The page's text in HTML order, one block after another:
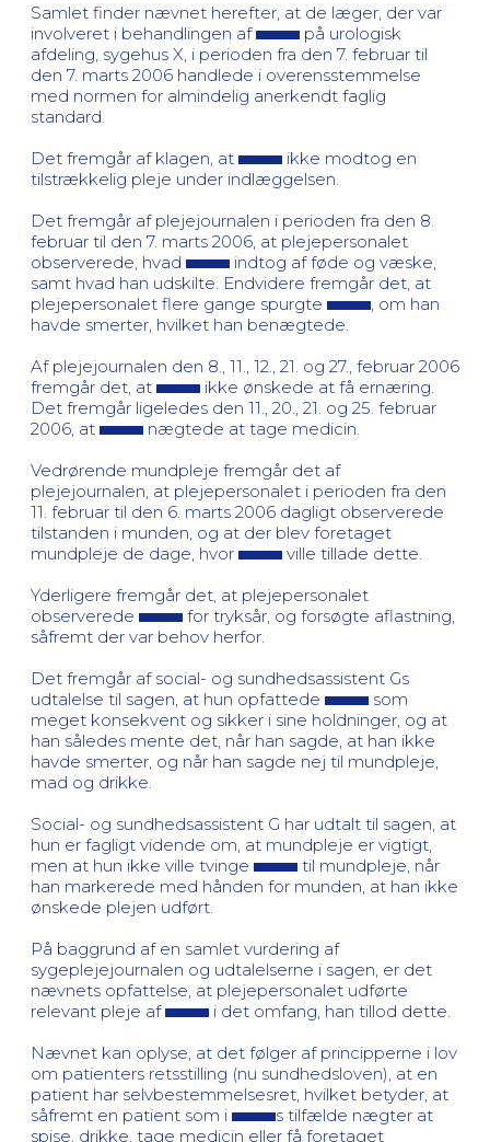
Samlet finder nævnet herefter, at de læger, der var
involveret i behandlingen af
på urologisk
afdeling, sygehus X, i perioden fra den 7. februar til
den 7. marts 2006 handlede i overensstemmelse
med normen for almindelig anerkendt faglig
standard.
Det fremgår af klagen, at
ikke modtog en
tilstrækkelig pleje under indlæggelsen.
Det fremgår af plejejournalen i perioden fra den 8.
februar til den 7. marts 2006, at plejepersonalet
observerede, hvad
indtog af føde og væske,
samt hvad han udskilte. Endvidere fremgår det, at
plejepersonalet flere gange spurgte
, om han
havde smerter, hvilket han benægtede.
Af plejejournalen den 8., 11., 12., 21. og 27., februar 2006
fremgår det, at
ikke ønskede at få ernæring.
Det fremgår ligeledes den 11., 20., 21. og 25. februar
2006, at
nægtede at tage medicin.
Vedrørende mundpleje fremgår det af
plejejournalen, at plejepersonalet i perioden fra den
11. februar til den 6. marts 2006 dagligt observerede
tilstanden i munden, og at der blev foretaget
mundpleje de dage, hvor
ville tillade dette.
Yderligere fremgår det, at plejepersonalet
observerede
for tryksår, og forsøgte aflastning,
såfremt der var behov herfor.
Det fremgår af social- og sundhedsassistent Gs
udtalelse til sagen, at hun opfattede
som
meget konsekvent og sikker i sine holdninger, og at
han således mente det, når han sagde, at han ikke
havde smerter, og når han sagde nej til mundpleje,
mad og drikke.
Social- og sundhedsassistent G har udtalt til sagen, at
hun er fagligt vidende om, at mundpleje er vigtigt,
men at hun ikke ville tvinge
til mundpleje, når
han markerede med hånden for munden, at han ikke
ønskede plejen udført.
På baggrund af en samlet vurdering af
sygeplejejournalen og udtalelserne i sagen, er det
nævnets opfattelse, at plejepersonalet udførte
relevant pleje af
i det omfang, han tillod dette.
Nævnet kan oplyse, at det følger af principperne i lov
om patienters retsstilling (nu sundhedsloven), at en
patient har selvbestemmelsesret, hvilket betyder, at
såfremt en patient som i
s tilfælde nægter at
spise, drikke, tage medicin eller få foretaget